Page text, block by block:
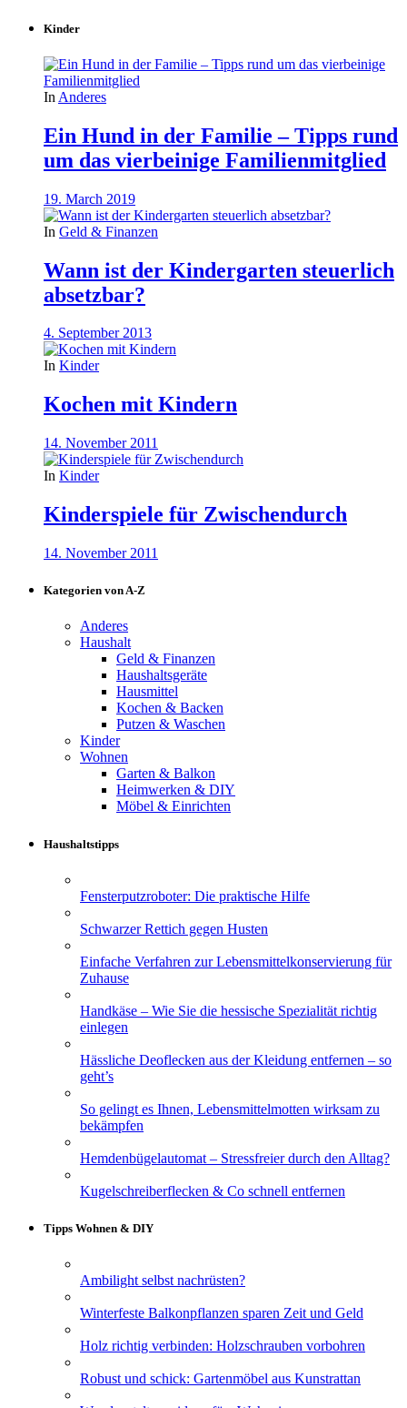
Kinder
In Anderes
Ein Hund in der Familie – Tipps rund
um das vierbeinige Familienmitglied
19. March 2019
In Geld & Finanzen
Wann ist der Kindergarten steuerlich
absetzbar?
4. September 2013
In Kinder
Kochen mit Kindern
14. November 2011
In Kinder
Kinderspiele für Zwischendurch
14. November 2011
Kategorien von A-Z
Anderes
Haushalt
Geld & Finanzen
Haushaltsgeräte
Hausmittel
Kochen & Backen
Putzen & Waschen
Kinder
Wohnen
Garten & Balkon
Heimwerken & DIY
Möbel & Einrichten
Haushaltstipps
Fensterputzroboter: Die praktische Hilfe
Schwarzer Rettich gegen Husten
Einfache Verfahren zur Lebensmittelkonservierung für
Zuhause
Handkäse – Wie Sie die hessische Spezialität richtig
einlegen
Hässliche Deoflecken aus der Kleidung entfernen – so
geht’s
So gelingt es Ihnen, Lebensmittelmotten wirksam zu
bekämpfen
Hemdenbügelautomat – Stressfreier durch den Alltag?
Kugelschreiberflecken & Co schnell entfernen
Tipps Wohnen & DIY
Ambilight selbst nachrüsten?
Winterfeste Balkonpflanzen sparen Zeit und Geld
Holz richtig verbinden: Holzschrauben vorbohren
Robust und schick: Gartenmöbel aus Kunstrattan